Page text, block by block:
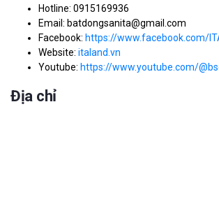
Hotline: 0915169936
Email: batdongsanita@gmail.com
Facebook: https://www.facebook.com/
Website: italand.vn
Youtube: https://www.youtube.com/
Địa chỉ